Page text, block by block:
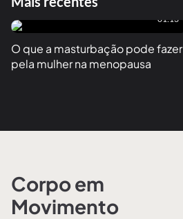
01:13
O que a masturbação pode fazer
pela mulher na menopausa
Corpo em
Movimento